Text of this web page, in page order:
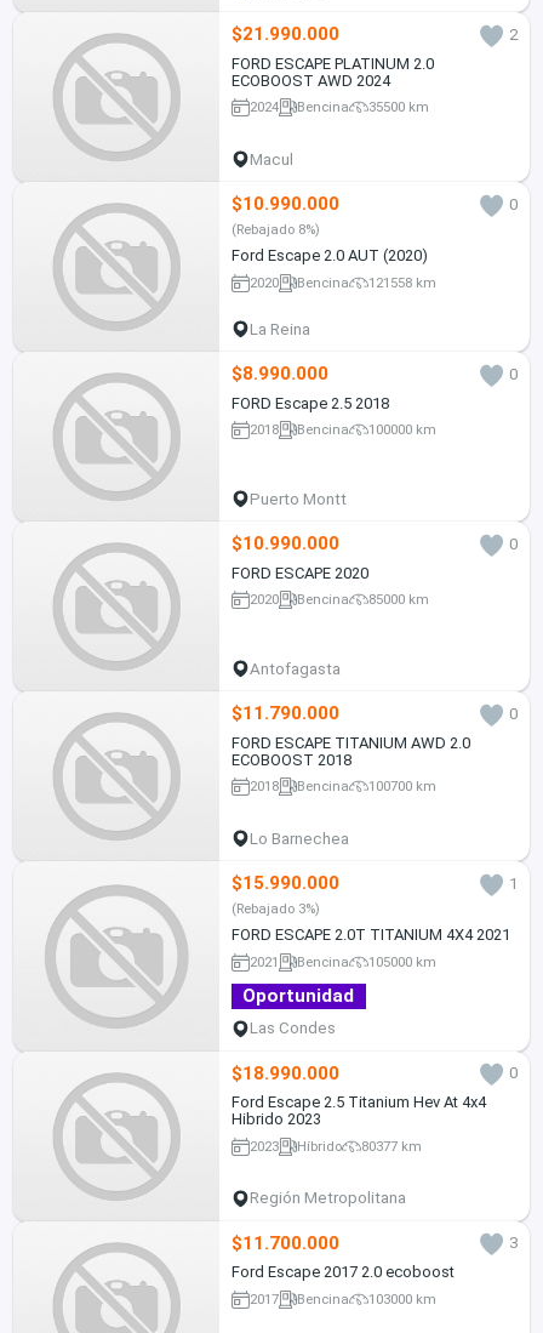
$21.990.000
2
FORD ESCAPE PLATINUM 2.0
ECOBOOST AWD 2024
2024 Bencina 35500 km
Macul
$10.990.000 0
(Rebajado 8%)
Ford Escape 2.0 AUT (2020)
2020 Bencina 121558 km
La Reina
$8.990.000
0
FORD Escape 2.5 2018
2018 Bencina 100000 km
Puerto Montt
$10.990.000
0
FORD ESCAPE 2020
2020 Bencina 85000 km
Antofagasta
$11.790.000
0
FORD ESCAPE TITANIUM AWD 2.0
ECOBOOST 2018
2018 Bencina 100700 km
Lo Barnechea
$15.990.000 1
(Rebajado 3%)
FORD ESCAPE 2.0T TITANIUM 4X4 2021
2021 Bencina 105000 km
Oportunidad
Las Condes
$18.990.000
0
Ford Escape 2.5 Titanium Hev At 4x4
Hibrido 2023
2023 Híbrido 80377 km
Región Metropolitana
$11.700.000
3
Ford Escape 2017 2.0 ecoboost
2017 Bencina 103000 km